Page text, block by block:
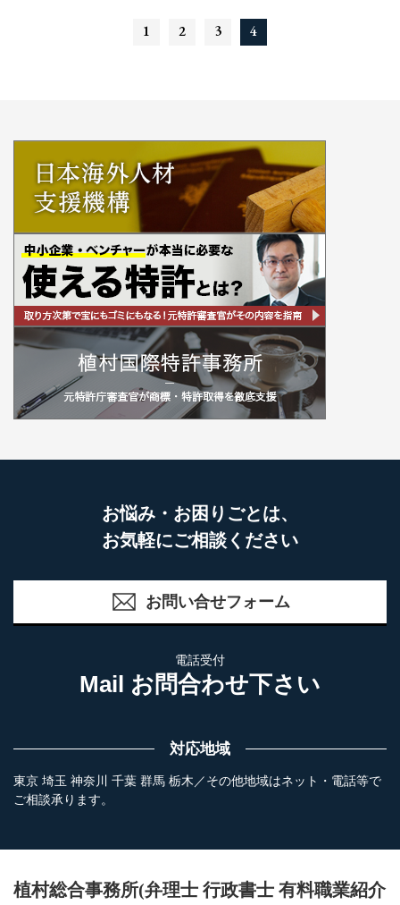
1 2 3 4
お悩み・お困りごとは、
お気軽にご相談ください
お問い合せフォーム
電話受付
Mail お問合わせ下さい
対応地域
東京 埼玉 神奈川 千葉 群馬 栃木／その他地域はネット・電話等で
ご相談承ります。
植村総合事務所(弁理士 行政書士 有料職業紹介